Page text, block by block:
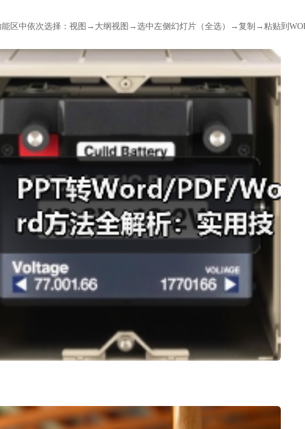
能区中依次选择：视图→大纲视图→选中左侧幻灯片（全选）→复制→粘贴到